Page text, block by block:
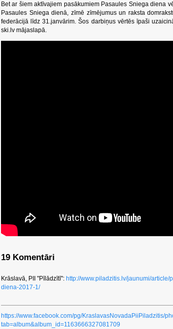
Bet ar šiem aktīvajiem pasākumiem Pasaules Sniega diena
Pasaules Sniega dienā, zīmē zīmējumus un raksta
federācijā līdz 31.janvārim. Šos darbiņus vērtēs īpaši
ski.lv mājaslapā.
19 Komentāri
Krāslavā, PII "Pīlādzītī": http://www.piladzitis.lv/jaunumi/article/
diena-2017-1/
https://www.facebook.com/pg/KraslavasNovadaPiiPiladzitis/
tab=album&album_id=1163666327081709